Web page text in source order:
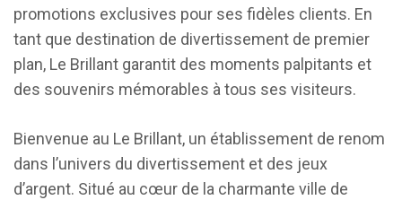
promotions exclusives pour ses fidèles clients. En
tant que destination de divertissement de premier
plan, Le Brillant garantit des moments palpitants et
des souvenirs mémorables à tous ses visiteurs.
Bienvenue au Le Brillant, un établissement de renom
dans l’univers du divertissement et des jeux
d’argent. Situé au cœur de la charmante ville de